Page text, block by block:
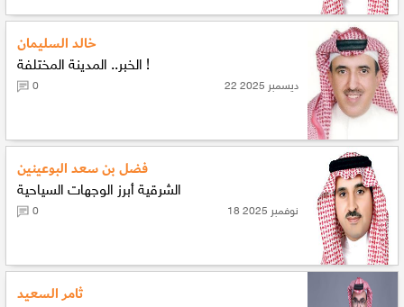
خالد السليمان
الخبر.. المدينة المختلفة !
22 ديسمبر 2025 0
فضل بن سعد البوعينين
الشرقية أبرز الوجهات السياحية
18 نوفمبر 2025 0
ثامر السعيد